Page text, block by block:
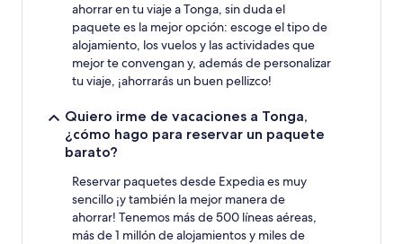
disponibilidad
cambios.
condiciones
adicionales.
ahorrar en tu viaje a Tonga, sin duda el
paquete es la mejor opción: escoge el tipo de
alojamiento, los vuelos y las actividades que
mejor te convengan y, además de personalizar
tu viaje, ¡ahorrarás un buen pellizco!
Quiero irme de vacaciones a Tonga,
¿cómo hago para reservar un paquete
barato?
Reservar paquetes desde Expedia es muy
sencillo ¡y también la mejor manera de
ahorrar! Tenemos más de 500 líneas aéreas,
más de 1 millón de alojamientos y miles de